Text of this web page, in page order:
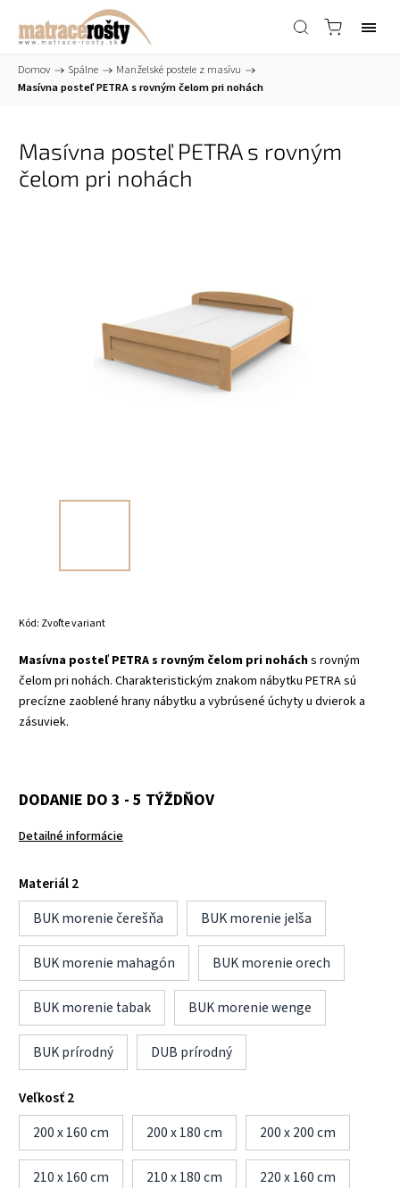
Domov / Spálne / Manželské postele z masívu /
Masívna posteľ PETRA s rovným čelom pri nohách
Masívna posteľ PETRA s rovným
čelom pri nohách
Kód: Zvoľte variant
Masívna posteľ PETRA s rovným čelom pri noháchs rovným
čelom pri nohách. Charakteristickým znakom nábytku PETRA sú
precízne zaoblené hrany nábytku a vybrúsené úchyty u dvierok a
zásuviek.
DODANIE DO 3 - 5 TÝŽDŇOV
Detailné informácie
Materiál 2
BUK morenie čerešňa
BUK morenie jelša
BUK morenie mahagón BUK morenie orech
BUK morenie tabak BUK morenie wenge
BUK prírodný DUB prírodný
Veľkosť 2
200 x 160 cm
200 x 180 cm 200 x 200 cm
210 x 160 cm 210 x 180 cm 220 x 160 cm